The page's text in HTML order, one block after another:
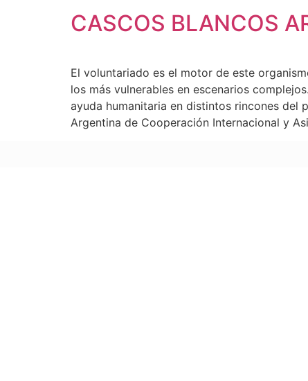
CASCOS BLANCOS
El voluntariado es el motor de este
los más vulnerables en escenarios
ayuda humanitaria en distintos rincones del
Argentina de Cooperación Internacional y